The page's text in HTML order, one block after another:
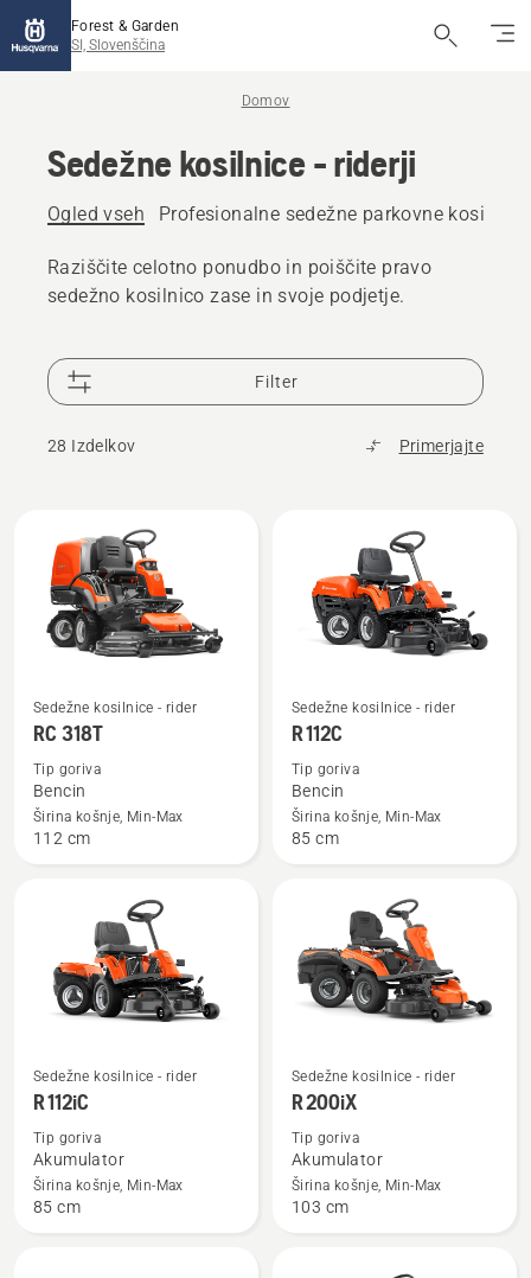
Forest & Garden
SI, Slovenščina
Domov
Sedežne kosilnice - riderji
Ogled vseh Profesionalne sedežne parkovne kosilnice
Raziščite celotno ponudbo in poiščite pravo
sedežno kosilnico zase in svoje podjetje.
Filter
28 Izdelkov Primerjajte
vse
Oglejte
podrobnosti
RC 318T
Sedežne kosilnice - rider
RC 318T
Tip goriva
Bencin
Širina košnje, Min-Max
112 cm
Oglejte
podrobnosti
R 112C
Sedežne kosilnice - rider
R 112C
Tip goriva
Bencin
Širina košnje, Min-Max
85 cm
Oglejte
podrobnosti
R 112iC
Sedežne kosilnice - rider
R 112iC
Tip goriva
Akumulator
Širina košnje, Min-Max
85 cm
Oglejte
podrobnosti
R 200iX
Sedežne kosilnice - rider
R 200iX
Tip goriva
Akumulator
Širina košnje, Min-Max
103 cm